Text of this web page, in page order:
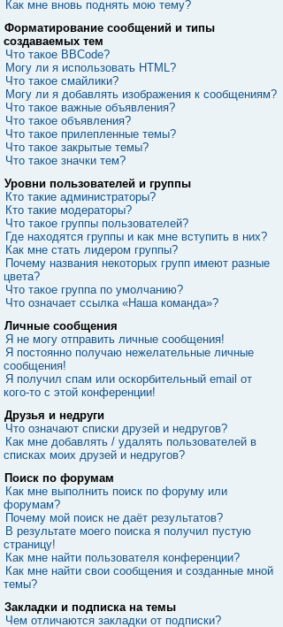
Как мне вновь поднять мою тему?
Форматирование сообщений и типы
создаваемых тем
Что такое BBCode?
Могу ли я использовать HTML?
Что такое смайлики?
Могу ли я добавлять изображения к сообщениям?
Что такое важные объявления?
Что такое объявления?
Что такое прилепленные темы?
Что такое закрытые темы?
Что такое значки тем?
Уровни пользователей и группы
Кто такие администраторы?
Кто такие модераторы?
Что такое группы пользователей?
Где находятся группы и как мне вступить в них?
Как мне стать лидером группы?
Почему названия некоторых групп имеют разные
цвета?
Что такое группа по умолчанию?
Что означает ссылка «Наша команда»?
Личные сообщения
Я не могу отправить личные сообщения!
Я постоянно получаю нежелательные личные
сообщения!
Я получил спам или оскорбительный email от
кого-то с этой конференции!
Друзья и недруги
Что означают списки друзей и недругов?
Как мне добавлять / удалять пользователей в
списках моих друзей и недругов?
Поиск по форумам
Как мне выполнить поиск по форуму или
форумам?
Почему мой поиск не даёт результатов?
В результате моего поиска я получил пустую
страницу!
Как мне найти пользователя конференции?
Как мне найти свои сообщения и созданные мной
темы?
Закладки и подписка на темы
Чем отличаются закладки от подписки?